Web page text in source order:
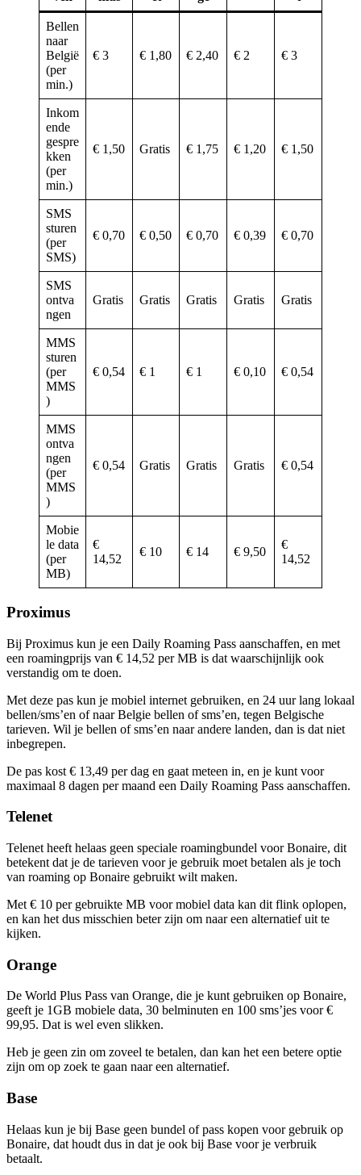
Bellen
naar
België
(per
min.)
€ 3 € 1,80 € 2,40 € 2 € 3
Inkom
ende
gespre
kken
(per
min.)
€ 1,50 Gratis € 1,75 € 1,20 € 1,50
SMS
sturen
(per
SMS)
€ 0,70 € 0,50 € 0,70 € 0,39 € 0,70
SMS
ontva
ngen
Gratis Gratis Gratis Gratis Gratis
MMS
sturen
(per
MMS
)
€ 0,54 € 1 € 1 € 0,10 € 0,54
MMS
ontva
ngen
(per
MMS
)
€ 0,54 Gratis Gratis Gratis € 0,54
Mobie
le data
(per
MB)
€
14,52
€ 10 € 14 € 9,50
€
14,52
Proximus
Bij Proximus kun je een Daily Roaming Pass aanschaffen, en met
een roamingprijs van € 14,52 per MB is dat waarschijnlijk ook
verstandig om te doen.
Met deze pas kun je mobiel internet gebruiken, en 24 uur lang lokaal
bellen/sms’en of naar Belgie bellen of sms’en, tegen Belgische
tarieven. Wil je bellen of sms’en naar andere landen, dan is dat niet
inbegrepen.
De pas kost € 13,49 per dag en gaat meteen in, en je kunt voor
maximaal 8 dagen per maand een Daily Roaming Pass aanschaffen.
Telenet
Telenet heeft helaas geen speciale roamingbundel voor Bonaire, dit
betekent dat je de tarieven voor je gebruik moet betalen als je toch
van roaming op Bonaire gebruikt wilt maken.
Met € 10 per gebruikte MB voor mobiel data kan dit flink oplopen,
en kan het dus misschien beter zijn om naar een alternatief uit te
kijken.
Orange
De World Plus Pass van Orange, die je kunt gebruiken op Bonaire,
geeft je 1GB mobiele data, 30 belminuten en 100 sms’jes voor €
99,95. Dat is wel even slikken.
Heb je geen zin om zoveel te betalen, dan kan het een betere optie
zijn om op zoek te gaan naar een alternatief.
Base
Helaas kun je bij Base geen bundel of pass kopen voor gebruik op
Bonaire, dat houdt dus in dat je ook bij Base voor je verbruik
betaalt.